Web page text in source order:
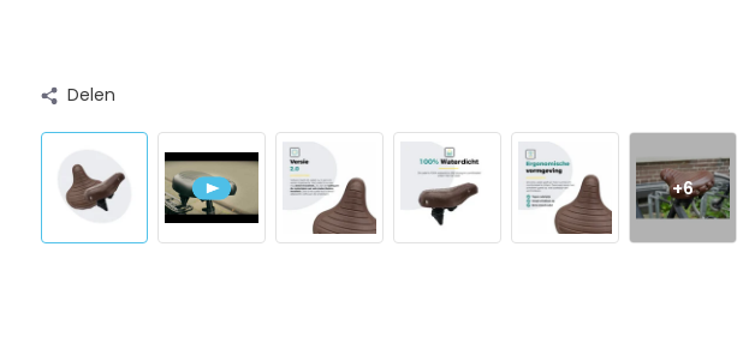
Delen
+6